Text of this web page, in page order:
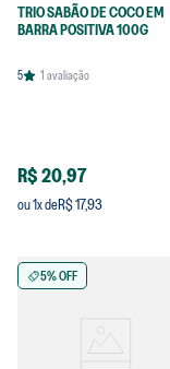
TRIO SABÃO DE COCO EM
BARRA POSITIVA 100G
5 1 avaliação
R$ 20,97
ou1x deR$ 17,93
5% OFF